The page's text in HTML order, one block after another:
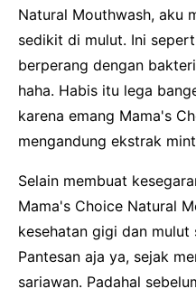
Natural Mouthwash, aku
sedikit di mulut. Ini
berperang dengan
haha. Habis itu lega
karena emang Mama's
mengandung ekstrak
Selain membuat
Mama's Choice Natural
kesehatan gigi dan mulut
Pantesan aja ya, sejak
sariawan. Padahal